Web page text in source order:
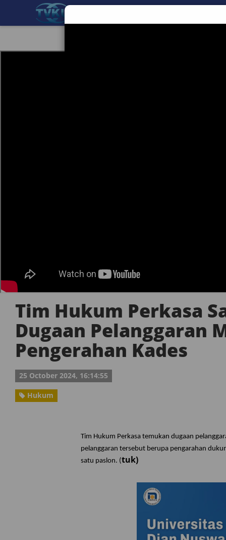
Tim Hukum Perkasa
Dugaan Pelanggaran
Pengerahan Kades
25 October 2024, 16:14:55
Hukum
Tim Hukum Perkasa temukan dugaan
pelanggaran tersebut berupa pengarahan
satu paslon. (tuk)